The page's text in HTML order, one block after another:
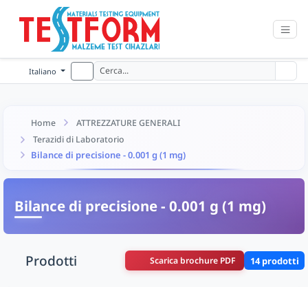
Italiano
Home
ATTREZZATURE GENERALI
Terazidi di Laboratorio
Bilance di precisione - 0.001 g (1 mg)
Bilance di precisione - 0.001 g (1 mg)
Prodotti Scarica brochure PDF 14 prodotti